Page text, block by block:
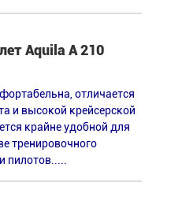
Aquila A 210
отличается
и высокой крейсерской
крайне удобной для
тренировочного
пилотов.....